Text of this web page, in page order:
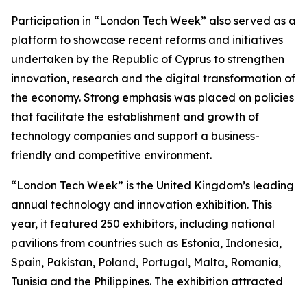
Participation in “London Tech Week” also served as a
platform to showcase recent reforms and initiatives
undertaken by the Republic of Cyprus to strengthen
innovation, research and the digital transformation of
the economy. Strong emphasis was placed on policies
that facilitate the establishment and growth of
technology companies and support a business-
friendly and competitive environment.
“London Tech Week” is the United Kingdom’s leading
annual technology and innovation exhibition. This
year, it featured 250 exhibitors, including national
pavilions from countries such as Estonia, Indonesia,
Spain, Pakistan, Poland, Portugal, Malta, Romania,
Tunisia and the Philippines. The exhibition attracted